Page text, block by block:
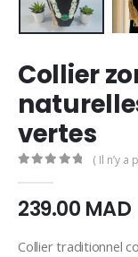
Collier
vertes
( Il n’y a
239.00 MAD
Collier traditionnel